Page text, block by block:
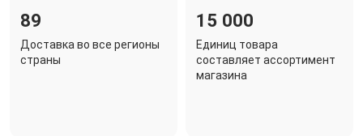
89
Доставка во все регионы
страны
15 000
Единиц товара
составляет ассортимент
магазина